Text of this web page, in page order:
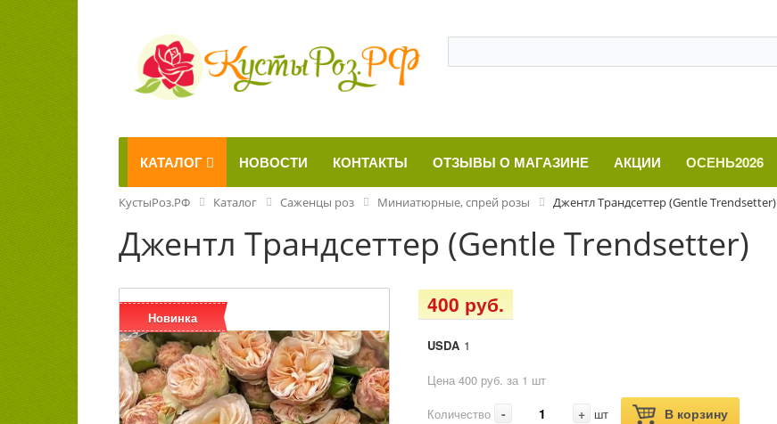
КАТАЛОГ НОВОСТИ КОНТАКТЫ ОТЗЫВЫ О МАГАЗИНЕ АКЦИИ ОСЕНЬ2026
КустыРоз.РФ Каталог Саженцы роз Миниатюрные, спрей розы Джентл Трандсеттер (Gentle Trendsetter)
Джентл Трандсеттер (Gentle Trendsetter)
Новинка
400 руб.
USDA 1
Цена 400 руб. за 1 шт
Количество
- + шт В корзину